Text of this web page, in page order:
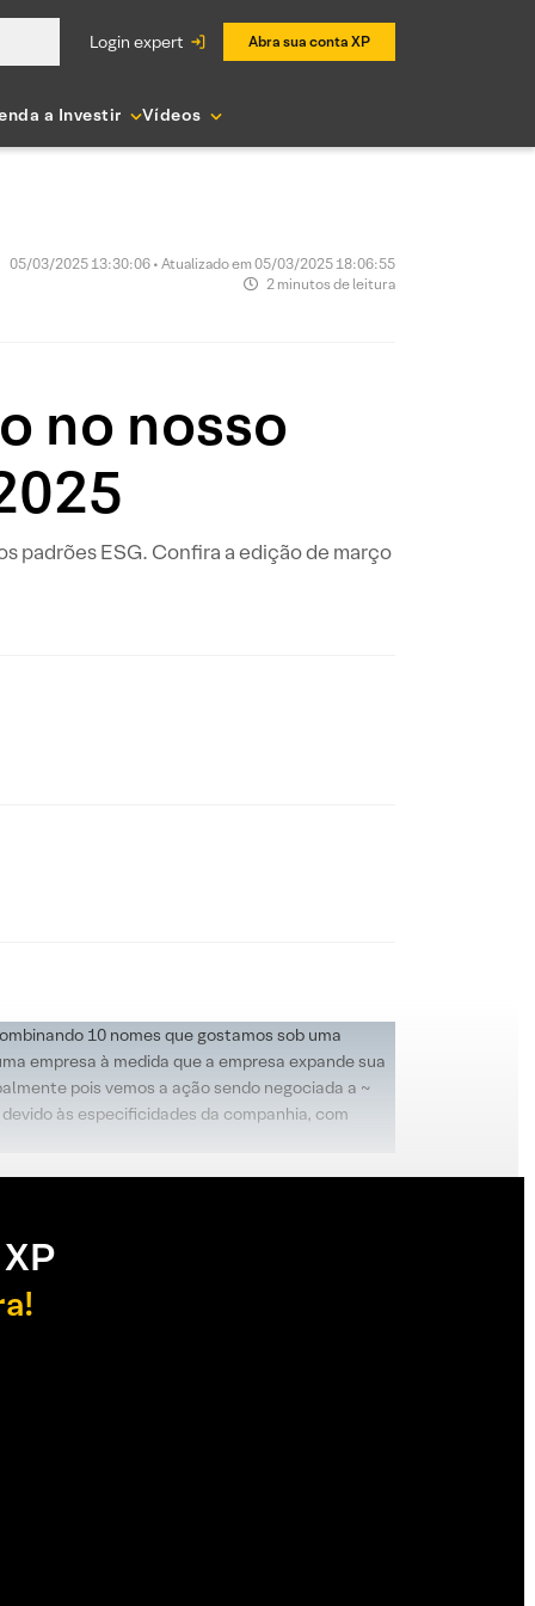
login expert Abra sua conta XP
a Investir Vídeos
05/03/2025 13:30:06 • Atualizado em 05/03/2025 18:06:55
2 minutos de leitura
no nosso
padrões ESG. Confira a edição de março
10 nomes que gostamos sob uma
empresa à medida que a empresa expande sua
pois vemos a ação sendo negociada a ~
às especificidades da companhia, com